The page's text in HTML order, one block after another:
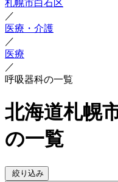
札幌市白石区
／
医療・介護
／
医療
／
呼吸器科の一覧
北海道札幌
の一覧
絞り込み